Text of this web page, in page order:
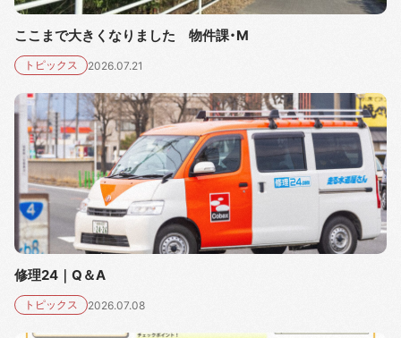
ここまで大きくなりました 物件課・M
トピックス 2026.07.21
修理24｜Q＆A
トピックス 2026.07.08